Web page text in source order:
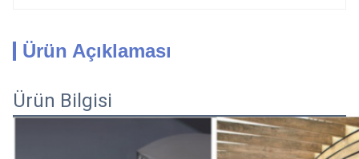
Ürün Açıklaması
Ürün Bilgisi